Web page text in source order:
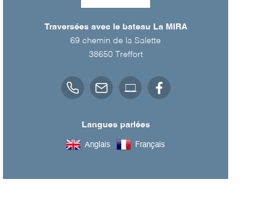
Traversées avec le bateau La MIRA
69 chemin de la Salette
38650
Treffort
Langues parlées
Anglais Français